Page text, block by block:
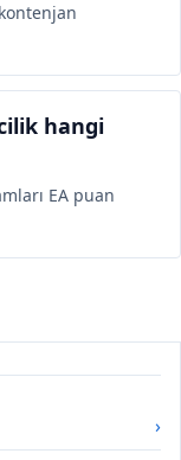
hangi
EA puan
›